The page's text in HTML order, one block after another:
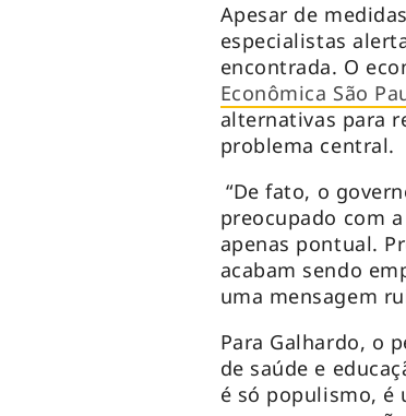
Apesar de
especialistas
encontrada. O
Econômica São
alternativas para
problema central.
“De fato, o
preocupado com
apenas pontual.
acabam sendo
uma mensagem
Para Galhardo, o
de saúde e
é só populismo, é